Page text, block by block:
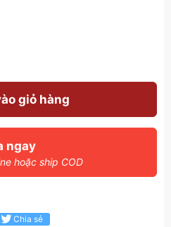
giỏ hàng
ngay
hoặc ship COD
Chia sẻ